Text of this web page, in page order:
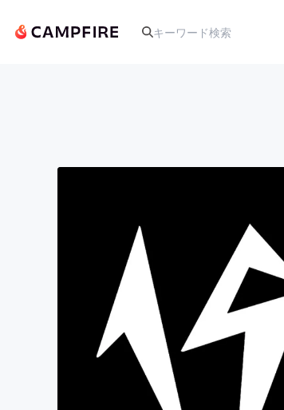
テクノロジー・ガジェット
ビジネス・起業
まちづくり・地域活性化